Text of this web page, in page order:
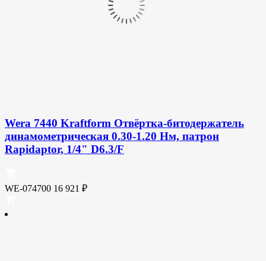
Wera 7440 Kraftform Отвёртка-битодержатель
динамометрическая 0.30-1.20 Нм, патрон
Rapidaptor, 1/4" D6.3/F
WE-074700 16 921 ₽